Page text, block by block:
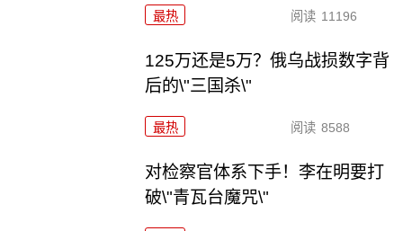
最热 阅读 11196
125万还是5万？俄乌战损数字背
后的\"三国杀\"
最热 阅读 8588
对检察官体系下手！李在明要打
破\"青瓦台魔咒\"